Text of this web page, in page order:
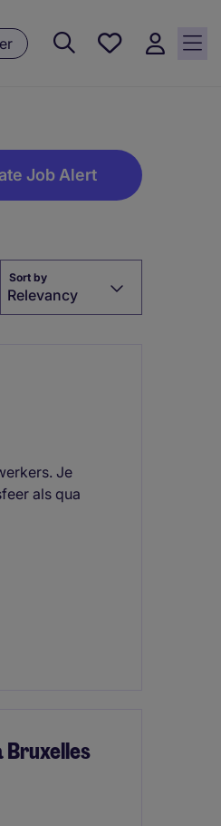
Saved
Job Alert
Sort by
Relevancy
Je
als qua
Bruxelles